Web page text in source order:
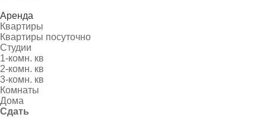
Аренда
Квартиры
Квартиры посуточно
Студии
1-комн. кв
2-комн. кв
3-комн. кв
Комнаты
Дома
Сдать